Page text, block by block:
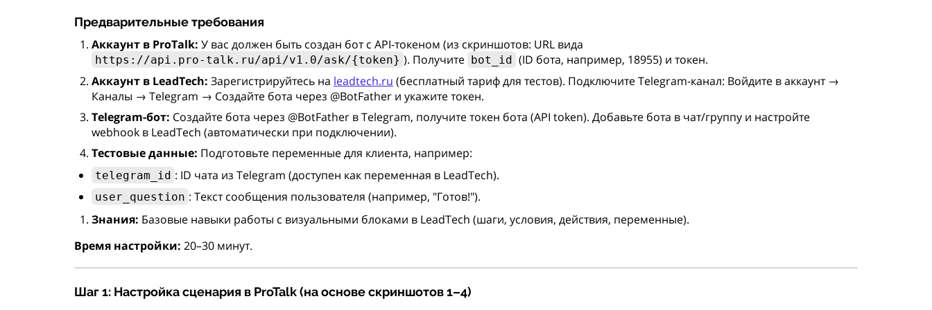
Предварительные требования
Аккаунт в ProTalk: У вас должен быть создан бот с API-токеном (из скриншотов: URL вида
https://api.pro-talk.ru/api/v1.0/ask/{token} ). Получите bot_id (ID бота, например, 18955) и токен.
Аккаунт в LeadTech: Зарегистрируйтесь на leadtech.ru (бесплатный тариф для тестов). Подключите Telegram-канал: Войдите в аккаунт →
Каналы → Telegram → Создайте бота через @BotFather и укажите токен.
Telegram-бот: Создайте бота через @BotFather в Telegram, получите токен бота (API token). Добавьте бота в чат/группу и настройте
webhook в LeadTech (автоматически при подключении).
Тестовые данные: Подготовьте переменные для клиента, например:
telegram_id : ID чата из Telegram (доступен как переменная в LeadTech).
user_question : Текст сообщения пользователя (например, "Готов!").
Знания: Базовые навыки работы с визуальными блоками в LeadTech (шаги, условия, действия, переменные).
Время настройки: 20–30 минут.
Шаг 1: Настройка сценария в ProTalk (на основе скриншотов 1–4)